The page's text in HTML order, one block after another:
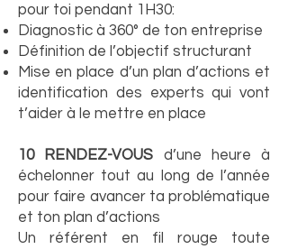
pour toi pendant 1H30:
Diagnostic à 360° de ton entreprise
Définition de l’objectif structurant
Mise en place d’un plan d’actions et
identification des experts qui vont
t’aider à le mettre en place
10 RENDEZ-VOUS d’une heure à
échelonner tout au long de l’année
pour faire avancer ta problématique
et ton plan d’actions
Un référent en fil rouge toute